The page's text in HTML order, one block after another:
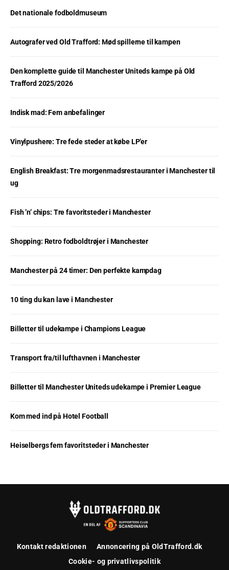
Det nationale fodboldmuseum
Autografer ved Old Trafford: Mød spillerne til kampen
Den komplette guide til Manchester Uniteds kampe på Old
Trafford 2025/2026
Indisk mad: Fem anbefalinger
Vinylpushere: Tre fede steder at købe LP’er
English Breakfast: Tre morgenmadsrestauranter i Manchester til
ug
Fish ’n’ chips: Tre favoritsteder i Manchester
Shopping: Retro fodboldtrøjer i Manchester
Manchester på 24 timer: Den perfekte kampdag
10 ting du kan lave i Manchester
Billetter til udekampe i Champions League
Transport fra/til lufthavnen i Manchester
Billetter til Manchester Uniteds udekampe i Premier League
Kom med ind på Hotel Football
Heiselbergs fem favoritsteder i Manchester
Kontakt redaktionen
Annoncering på OldTrafford.dk
Cookie- og privatlivspolitik